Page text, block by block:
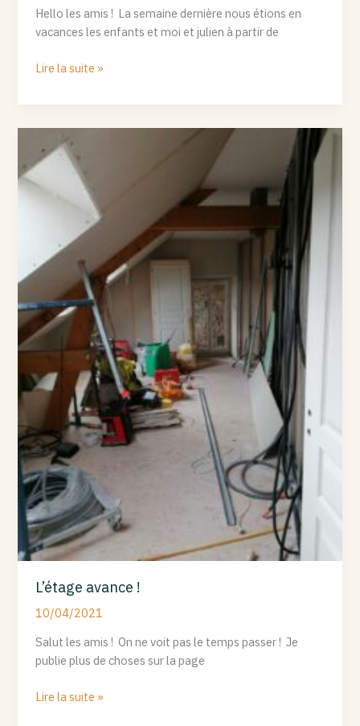
Hello les amis ! La semaine dernière nous étions en
vacances les enfants et moi et julien à partir de
Lire la suite »
L’étage avance !
10/04/2021
Salut les amis ! On ne voit pas le temps passer ! Je
publie plus de choses sur la page
L’étage
avance
Lire la suite »